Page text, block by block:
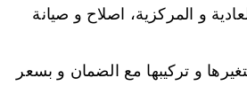
و المركزية، اصلاح و صيانة
و تركيبها مع الضمان و بسعر